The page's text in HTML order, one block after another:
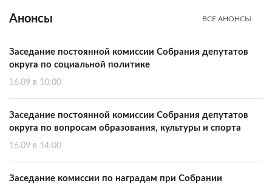
Анонсы ВСЕ АНОНСЫ
Заседание постоянной комиссии Собрания депутатов
округа по социальной политике
16.09 в 10:00
Заседание постоянной комиссии Собрания депутатов
округа по вопросам образования, культуры и спорта
16.09 в 14:00
Заседание комиссии по наградам при Собрании